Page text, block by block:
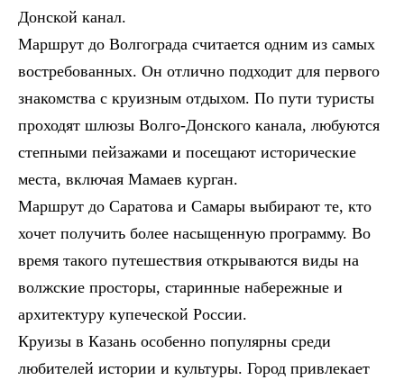
Донской канал.
Маршрут до Волгограда считается одним из самых
востребованных. Он отлично подходит для первого
знакомства с круизным отдыхом. По пути туристы
проходят шлюзы Волго-Донского канала, любуются
степными пейзажами и посещают исторические
места, включая Мамаев курган.
Маршрут до Саратова и Самары выбирают те, кто
хочет получить более насыщенную программу. Во
время такого путешествия открываются виды на
волжские просторы, старинные набережные и
архитектуру купеческой России.
Круизы в Казань особенно популярны среди
любителей истории и культуры. Город привлекает